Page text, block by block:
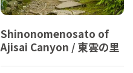
Shinonomenosato of
Ajisai Canyon / 東雲の里